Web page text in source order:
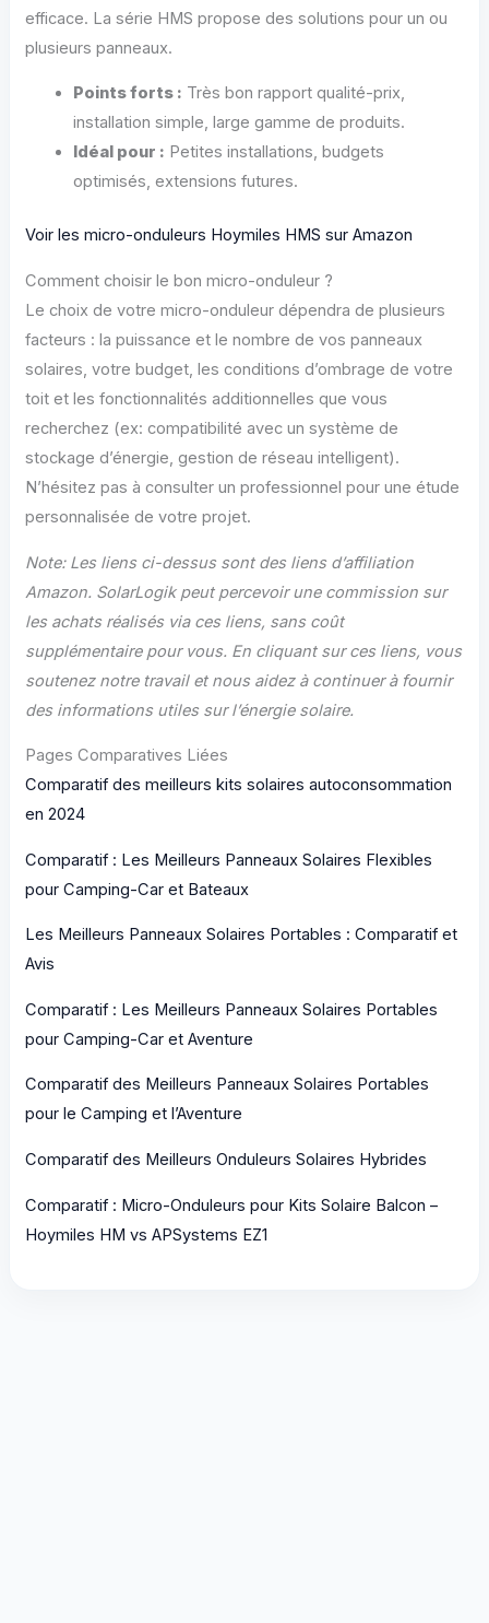
efficace. La série HMS propose des solutions pour un ou
plusieurs panneaux.
Points forts : Très bon rapport qualité-prix,
installation simple, large gamme de produits.
Idéal pour : Petites installations, budgets
optimisés, extensions futures.
Voir les micro-onduleurs Hoymiles HMS sur Amazon
Comment choisir le bon micro-onduleur ?
Le choix de votre micro-onduleur dépendra de plusieurs
facteurs : la puissance et le nombre de vos panneaux
solaires, votre budget, les conditions d’ombrage de votre
toit et les fonctionnalités additionnelles que vous
recherchez (ex: compatibilité avec un système de
stockage d’énergie, gestion de réseau intelligent).
N’hésitez pas à consulter un professionnel pour une étude
personnalisée de votre projet.
Note: Les liens ci-dessus sont des liens d’affiliation
Amazon. SolarLogik peut percevoir une commission sur
les achats réalisés via ces liens, sans coût
supplémentaire pour vous. En cliquant sur ces liens, vous
soutenez notre travail et nous aidez à continuer à fournir
des informations utiles sur l’énergie solaire.
Pages Comparatives Liées
Comparatif des meilleurs kits solaires autoconsommation
en 2024
Comparatif : Les Meilleurs Panneaux Solaires Flexibles
pour Camping-Car et Bateaux
Les Meilleurs Panneaux Solaires Portables : Comparatif et
Avis
Comparatif : Les Meilleurs Panneaux Solaires Portables
pour Camping-Car et Aventure
Comparatif des Meilleurs Panneaux Solaires Portables
pour le Camping et l’Aventure
Comparatif des Meilleurs Onduleurs Solaires Hybrides
Comparatif : Micro-Onduleurs pour Kits Solaire Balcon –
Hoymiles HM vs APSystems EZ1